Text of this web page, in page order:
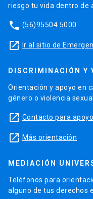
riesgo tu vida dentro de
phone (56)95504 5000
launch Ir al sitio de
DISCRIMINACIÓN Y
Orientación y apoyo en
género o violencia
launch Contacto para apoyo
launch Más orientación
MEDIACIÓN
Teléfonos para
alguno de tus derechos